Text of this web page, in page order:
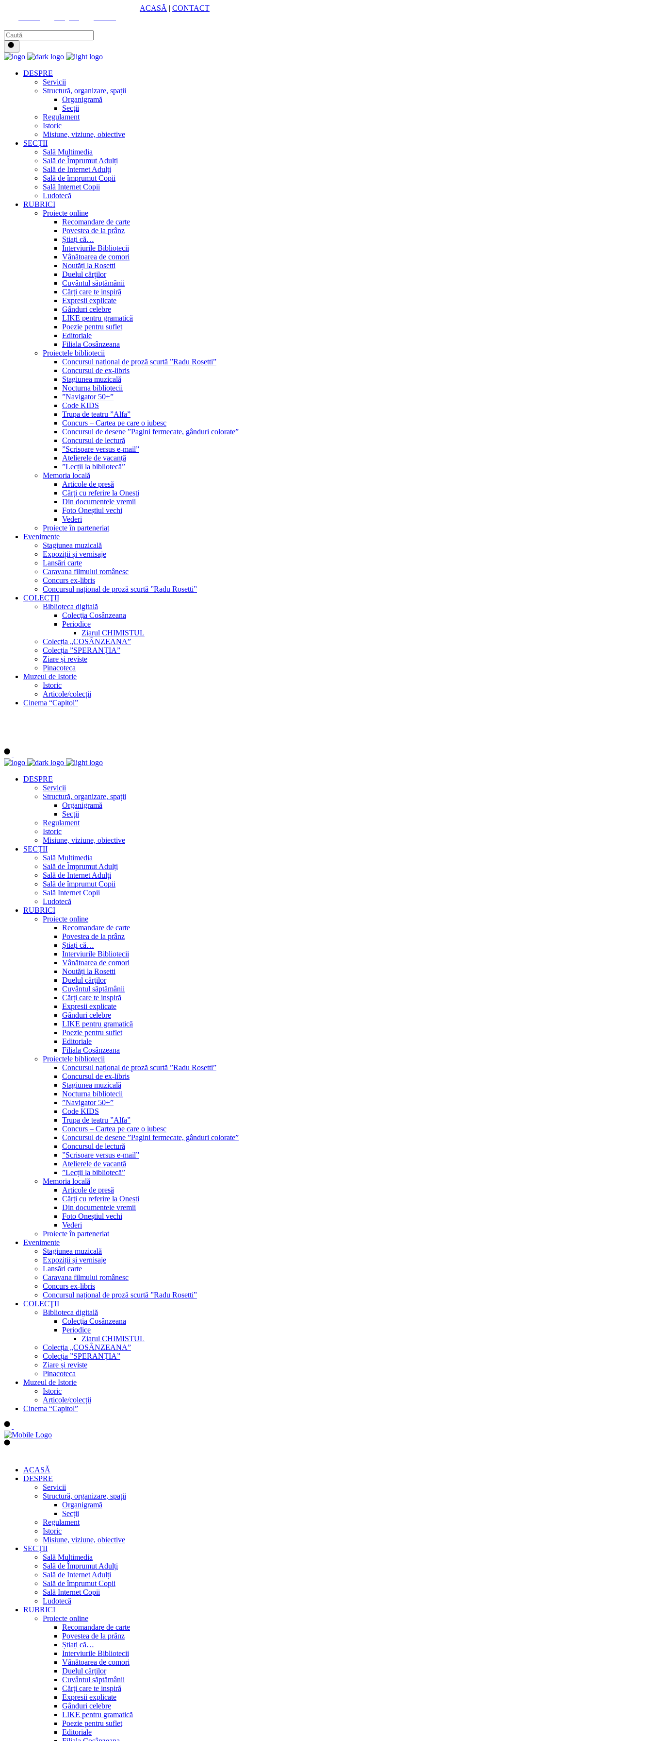
ACASĂ | CONTACT
DESPRE
Servicii
Structură, organizare, spații
Organigramă
Secții
Regulament
Istoric
Misiune, viziune, obiective
SECȚII
Sală Multimedia
Sală de Împrumut Adulți
Sală de Internet Adulți
Sală de împrumut Copii
Sală Internet Copii
Ludotecă
RUBRICI
Proiecte online
Recomandare de carte
Povestea de la prânz
Știați că…
Interviurile Bibliotecii
Vânătoarea de comori
Noutăți la Rosetti
Duelul cărților
Cuvântul săptămânii
Cărți care te inspiră
Expresii explicate
Gânduri celebre
LIKE pentru gramatică
Poezie pentru suflet
Editoriale
Filiala Cosânzeana
Proiectele bibliotecii
Concursul național de proză scurtă ”Radu Rosetti”
Concursul de ex-libris
Stagiunea muzicală
Nocturna bibliotecii
”Navigator 50+”
Code KIDS
Trupa de teatru ”Alfa”
Concurs – Cartea pe care o iubesc
Concursul de desene ”Pagini fermecate, gânduri colorate”
Concursul de lectură
”Scrisoare versus e-mail”
Atelierele de vacanță
”Lecții la bibliotecă”
Memoria locală
Articole de presă
Cărți cu referire la Onești
Din documentele vremii
Foto Oneștiul vechi
Vederi
Proiecte în parteneriat
Evenimente
Stagiunea muzicală
Expoziții și vernisaje
Lansări carte
Caravana filmului românesc
Concurs ex-libris
Concursul național de proză scurtă ”Radu Rosetti”
COLECŢII
Biblioteca digitală
Colecţia Cosânzeana
Periodice
Ziarul CHIMISTUL
Colecția „COSÂNZEANA”
Colecția ”SPERANȚIA”
Ziare și reviste
Pinacoteca
Muzeul de Istorie
Istoric
Articole/colecții
Cinema “Capitol”
DESPRE
Servicii
Structură, organizare, spații
Organigramă
Secții
Regulament
Istoric
Misiune, viziune, obiective
SECȚII
Sală Multimedia
Sală de Împrumut Adulți
Sală de Internet Adulți
Sală de împrumut Copii
Sală Internet Copii
Ludotecă
RUBRICI
Proiecte online
Recomandare de carte
Povestea de la prânz
Știați că…
Interviurile Bibliotecii
Vânătoarea de comori
Noutăți la Rosetti
Duelul cărților
Cuvântul săptămânii
Cărți care te inspiră
Expresii explicate
Gânduri celebre
LIKE pentru gramatică
Poezie pentru suflet
Editoriale
Filiala Cosânzeana
Proiectele bibliotecii
Concursul național de proză scurtă ”Radu Rosetti”
Concursul de ex-libris
Stagiunea muzicală
Nocturna bibliotecii
”Navigator 50+”
Code KIDS
Trupa de teatru ”Alfa”
Concurs – Cartea pe care o iubesc
Concursul de desene ”Pagini fermecate, gânduri colorate”
Concursul de lectură
”Scrisoare versus e-mail”
Atelierele de vacanță
”Lecții la bibliotecă”
Memoria locală
Articole de presă
Cărți cu referire la Onești
Din documentele vremii
Foto Oneștiul vechi
Vederi
Proiecte în parteneriat
Evenimente
Stagiunea muzicală
Expoziții și vernisaje
Lansări carte
Caravana filmului românesc
Concurs ex-libris
Concursul național de proză scurtă ”Radu Rosetti”
COLECŢII
Biblioteca digitală
Colecţia Cosânzeana
Periodice
Ziarul CHIMISTUL
Colecția „COSÂNZEANA”
Colecția ”SPERANȚIA”
Ziare și reviste
Pinacoteca
Muzeul de Istorie
Istoric
Articole/colecții
Cinema “Capitol”
ACASĂ
DESPRE
Servicii
Structură, organizare, spații
Organigramă
Secții
Regulament
Istoric
Misiune, viziune, obiective
SECȚII
Sală Multimedia
Sală de Împrumut Adulți
Sală de Internet Adulți
Sală de împrumut Copii
Sală Internet Copii
Ludotecă
RUBRICI
Proiecte online
Recomandare de carte
Povestea de la prânz
Știați că…
Interviurile Bibliotecii
Vânătoarea de comori
Duelul cărților
Cuvântul săptămânii
Cărți care te inspiră
Expresii explicate
Gânduri celebre
LIKE pentru gramatică
Poezie pentru suflet
Editoriale